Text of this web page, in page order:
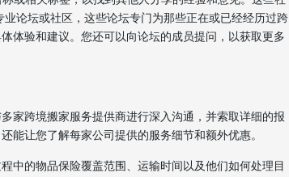
论坛或社区，这些论坛专门为那些正在或已经经历过跨
体验和建议。您还可以向论坛的成员提问，以获取更多
家跨境搬家服务提供商进行深入沟通，并索取详细的报
能让您了解每家公司提供的服务细节和额外优惠。
中的物品保险覆盖范围、运输时间以及他们如何处理目